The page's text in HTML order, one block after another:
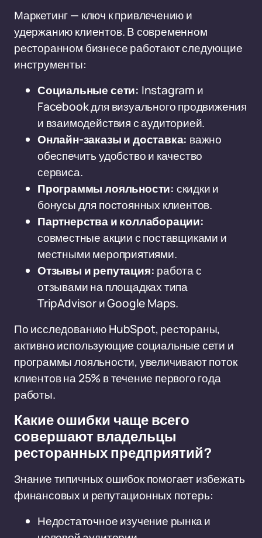
Маркетинг — ключ к привлечению и
удержанию клиентов. В современном
ресторанном бизнесе работают следующие
инструменты:
Социальные сети: Instagram и
Facebook для визуального продвижения
и взаимодействия с аудиторией.
Онлайн-заказы и доставка: важно
обеспечить удобство и качество
сервиса.
Программы лояльности: скидки и
бонусы для постоянных клиентов.
Партнерства и коллаборации:
совместные акции с поставщиками и
местными мероприятиями.
Отзывы и репутация: работа с
отзывами на площадках типа
TripAdvisor и Google Maps.
По исследованию HubSpot, рестораны,
активно использующие социальные сети и
программы лояльности, увеличивают поток
клиентов на 25% в течение первого года
работы.
Какие ошибки чаще всего
совершают владельцы
ресторанных предприятий?
Знание типичных ошибок помогает избежать
финансовых и репутационных потерь:
Недостаточное изучение рынка и